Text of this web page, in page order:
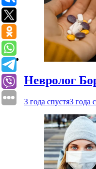
Невролог
3 года спустя3 года